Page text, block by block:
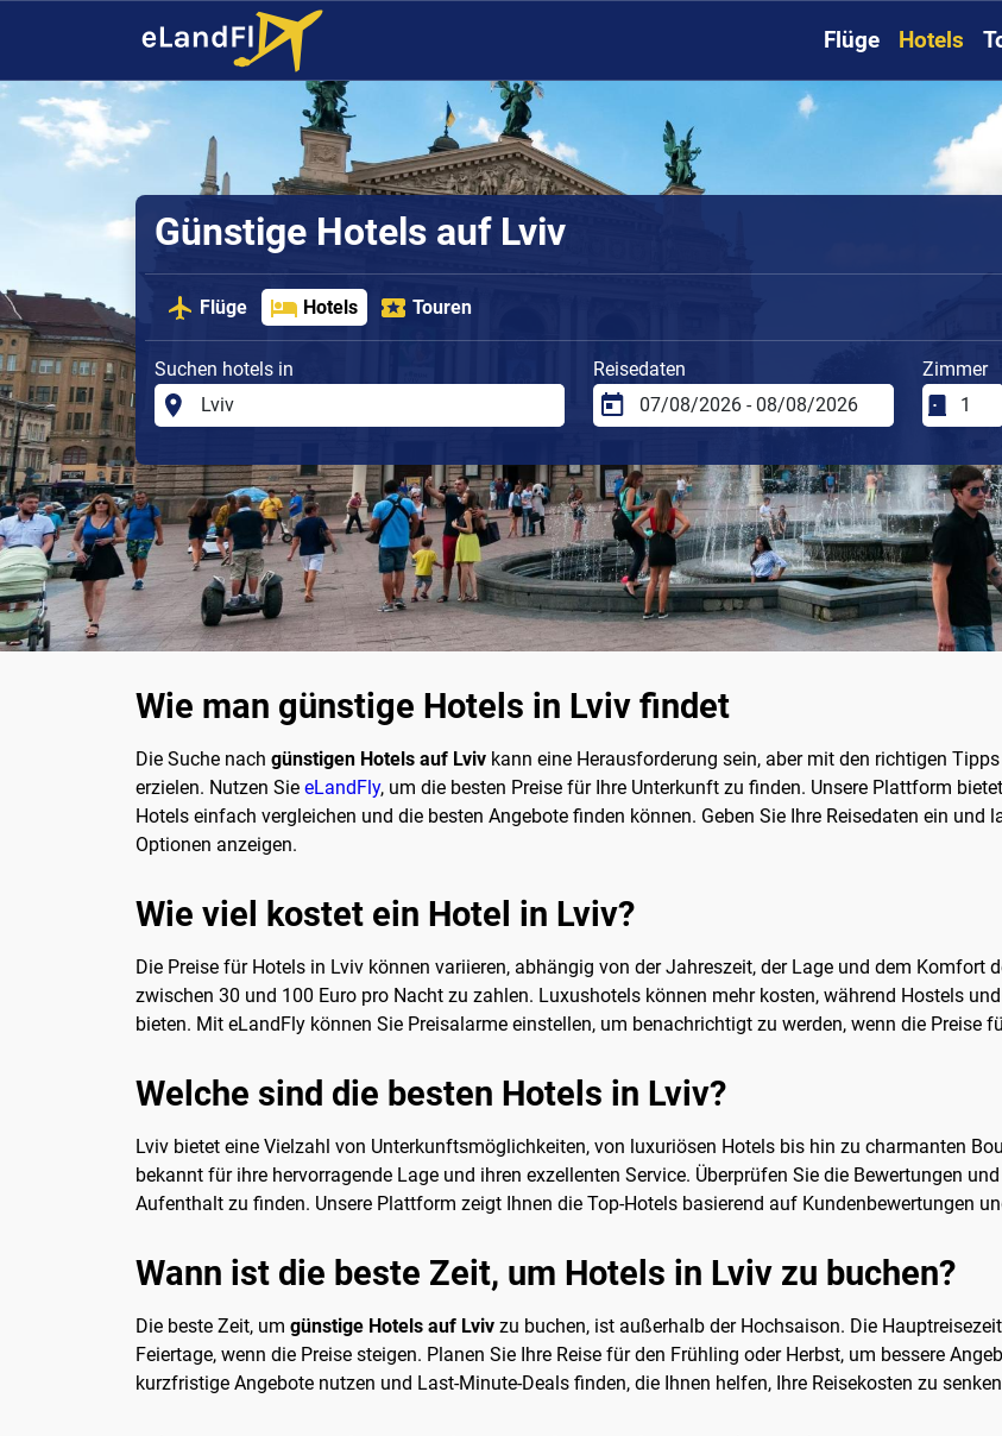
Flüge Hotels
Günstige Hotels auf Lviv
Flüge Hotels Touren
Suchen hotels in Reisedaten Zimmer
Wie man günstige Hotels in Lviv findet
Die Suche nach günstigen Hotels auf Lviv kann eine Herausforderung sein, aber mit den richtigen
erzielen. Nutzen Sie eLandFly, um die besten Preise für Ihre Unterkunft zu finden. Unsere Plattform
Hotels einfach vergleichen und die besten Angebote finden können. Geben Sie Ihre Reisedaten ein
Optionen anzeigen.
Wie viel kostet ein Hotel in Lviv?
Die Preise für Hotels in Lviv können variieren, abhängig von der Jahreszeit, der Lage und dem Komfort
zwischen 30 und 100 Euro pro Nacht zu zahlen. Luxushotels können mehr kosten, während Hostels
bieten. Mit eLandFly können Sie Preisalarme einstellen, um benachrichtigt zu werden, wenn die Preise
Welche sind die besten Hotels in Lviv?
Lviv bietet eine Vielzahl von Unterkunftsmöglichkeiten, von luxuriösen Hotels bis hin zu charmanten
bekannt für ihre hervorragende Lage und ihren exzellenten Service. Überprüfen Sie die Bewertungen
Aufenthalt zu finden. Unsere Plattform zeigt Ihnen die Top-Hotels basierend auf Kundenbewertungen
Wann ist die beste Zeit, um Hotels in Lviv zu buchen?
Die beste Zeit, um günstige Hotels auf Lviv zu buchen, ist außerhalb der Hochsaison. Die
Feiertage, wenn die Preise steigen. Planen Sie Ihre Reise für den Frühling oder Herbst, um bessere
kurzfristige Angebote nutzen und Last-Minute-Deals finden, die Ihnen helfen, Ihre Reisekosten zu